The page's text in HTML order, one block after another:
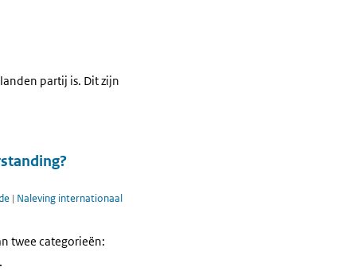
partij is. Dit zijn
| Naleving internationaal
twee categorieën: